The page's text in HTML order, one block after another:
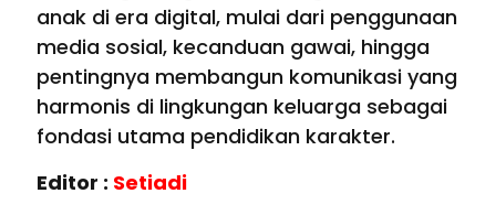
anak di era digital, mulai dari penggunaan
media sosial, kecanduan gawai, hingga
pentingnya membangun komunikasi yang
harmonis di lingkungan keluarga sebagai
fondasi utama pendidikan karakter.
Editor : Setiadi